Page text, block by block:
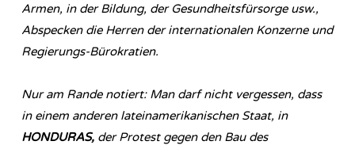
Armen, in der Bildung, der Gesundheitsfürsorge usw.,
Abspecken die Herren der internationalen Konzerne und
Regierungs-Bürokratien.
Nur am Rande notiert: Man darf nicht vergessen, dass
in einem anderen lateinamerikanischen Staat, in
HONDURAS, der Protest gegen den Bau des